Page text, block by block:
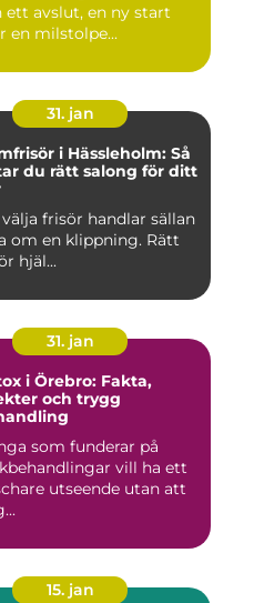
ett avslut, en ny start
en milstolpe...
31. jan
i Hässleholm: Så
du rätt salong för ditt
frisör handlar sällan
om en klippning. Rätt
hjäl...
31. jan
i Örebro: Fakta,
och trygg
som funderar på
vill ha ett
utseende utan att
15. jan